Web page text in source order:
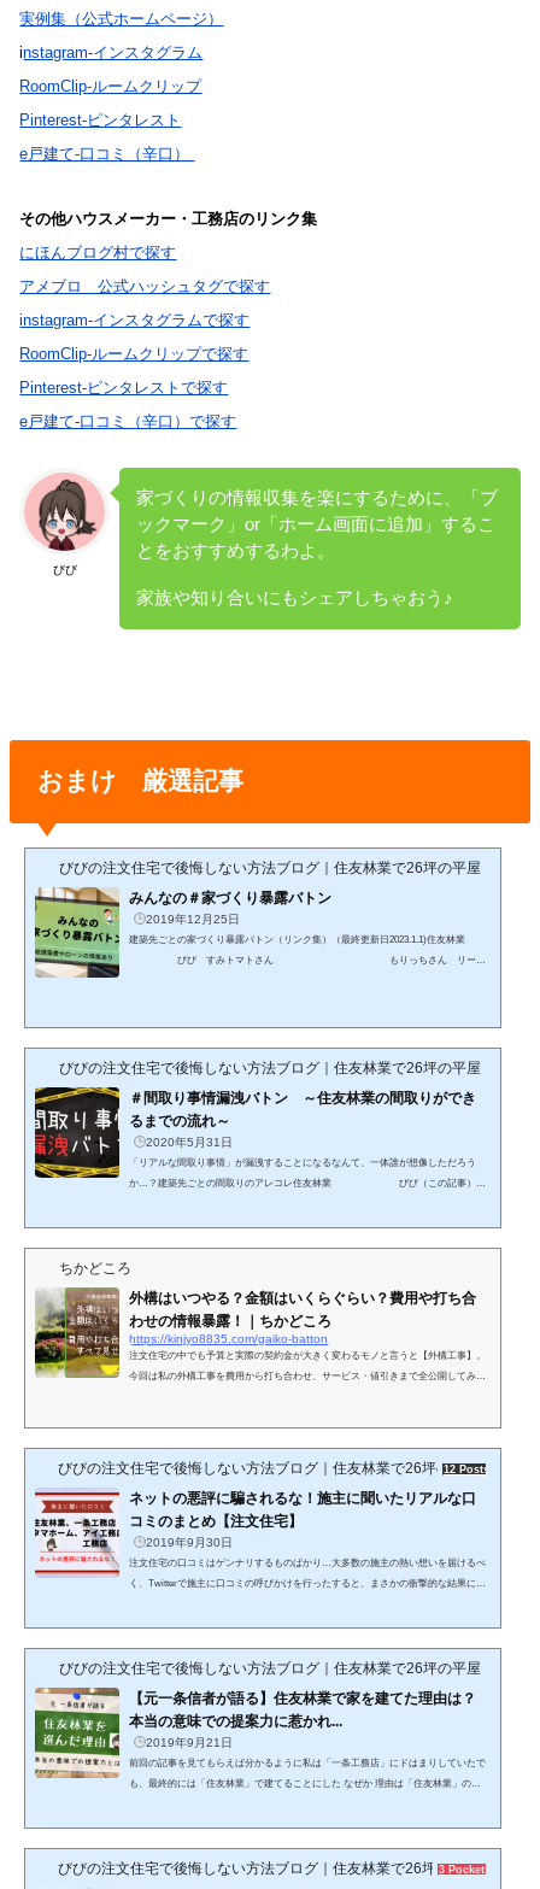
実例集（公式ホームページ）
instagram-インスタグラム
RoomClip-ルームクリップ
Pinterest-ピンタレスト
e戸建て-口コミ（辛口）
その他ハウスメーカー・工務店のリンク集
にほんブログ村で探す
アメブロ 公式ハッシュタグで探す
instagram-インスタグラムで探す
RoomClip-ルームクリップで探す
Pinterest-ピンタレストで探す
e戸建て-口コミ（辛口）で探す
びび
家づくりの情報収集を楽にするために、「ブ
ックマーク」or「ホーム画面に追加」するこ
とをおすすめするわよ。
家族や知り合いにもシェアしちゃおう♪
おまけ 厳選記事
びびの注文住宅で後悔しない方法ブログ｜住友林業で26坪の平屋
みんなの＃家づくり暴露バトン
2019年12月25日
建築先ごとの家づくり暴露バトン（リンク集）（最終更新日2023.1.1)住友林業
びび すみトマトさん もりっちさん リーマ
じるわこさんへーベルハウス しゅふえも...
びびの注文住宅で後悔しない方法ブログ｜住友林業で26坪の平屋
＃間取り事情漏洩バトン ～住友林業の間取りができ
るまでの流れ～
2020年5月31日
「リアルな間取り事情」が漏洩することになるなんて、一体誰が想像しただろう
か…？建築先ごとの間取りのアレコレ住友林業 びび（この記事）
ちかどころ
外構はいつやる？金額はいくらぐらい？費用や打ち合
わせの情報暴露！｜ちかどころ
https://kinjyo8835.com/gaiko-batton
注文住宅の中でも予算と実際の契約金が大きく変わるモノと言うと【外構工事】。
今回は私の外構工事を費用から打ち合わせ、サービス・値引きまで全公開してみま
びびの注文住宅で後悔しない方法ブログ｜住友林業で26坪の平屋
12 Posts
ネットの悪評に騙されるな！施主に聞いたリアルな口
コミのまとめ【注文住宅】
2019年9月30日
注文住宅の口コミはゲンナリするものばかり…大多数の施主の熱い想いを届けるべ
く、Twitterで施主に口コミの呼びかけを行ったすると、まさかの衝撃的な結果に…
コミに何驚いてるんだよ！ 住友林業ブロガーのもりっちさんの口コミ ９５点住友
びびの注文住宅で後悔しない方法ブログ｜住友林業で26坪の平屋
【元一条信者が語る】住友林業で家を建てた理由は？
本当の意味での提案力に惹かれ...
2019年9月21日
前回の記事を見てもらえば分かるように私は「一条工務店」にドはまりしていたで
も、最終的には「住友林業」で建てることにした なぜか 理由は「住友林業」の方
終盤になると一条熱は冷め切っていた気付かないふりをしていただけで、一条工務
びびの注文住宅で後悔しない方法ブログ｜住友林業で26坪の平屋
3 Pockets